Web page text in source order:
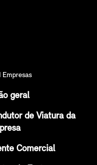
Empresas
geral
de Viatura da
Comercial